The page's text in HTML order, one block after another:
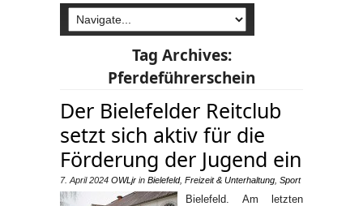
Tag Archives:
Pferdeführerschein
Der Bielefelder Reitclub
setzt sich aktiv für die
Förderung der Jugend ein
7. April 2024 OWLjr in Bielefeld, Freizeit & Unterhaltung Sport
Bielefeld. Am letzten